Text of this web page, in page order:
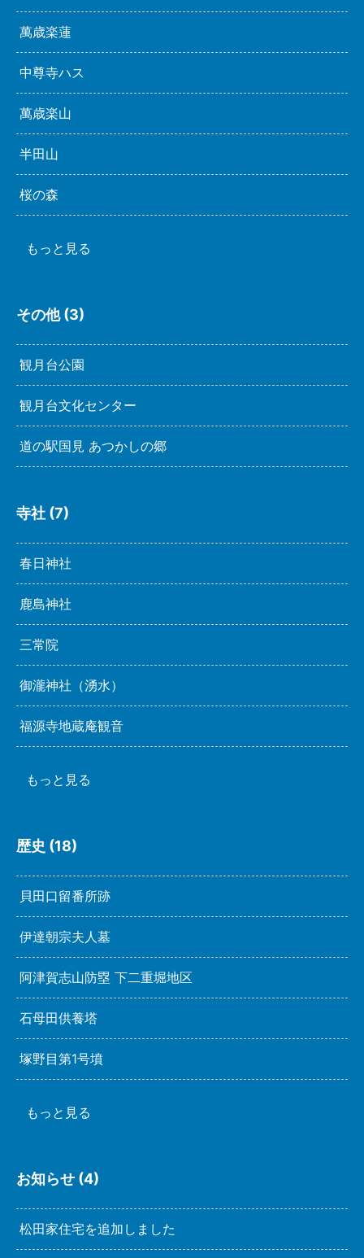
萬歳楽蓮
中尊寺ハス
萬歳楽山
半田山
桜の森
もっと見る
その他 (3)
観月台公園
観月台文化センター
道の駅国見 あつかしの郷
寺社 (7)
春日神社
鹿島神社
三常院
御瀧神社（湧水）
福源寺地蔵庵観音
もっと見る
歴史 (18)
貝田口留番所跡
伊達朝宗夫人墓
阿津賀志山防塁 下二重堀地区
石母田供養塔
塚野目第1号墳
もっと見る
お知らせ (4)
松田家住宅を追加しました